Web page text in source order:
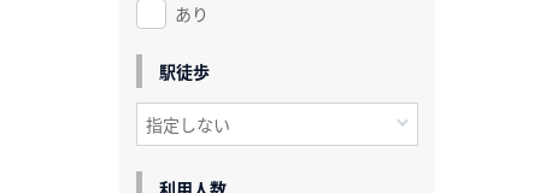
あり
駅徒歩
利用人数